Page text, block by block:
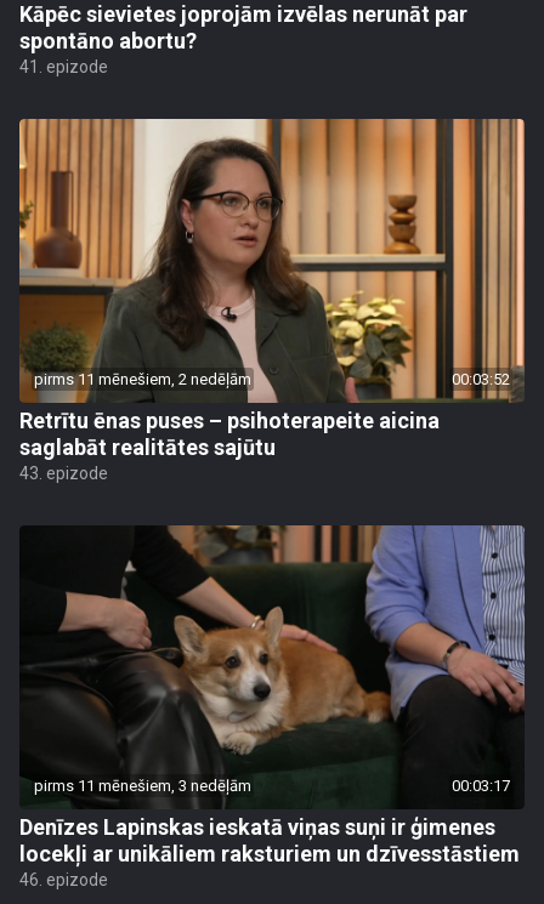
Kāpēc sievietes joprojām izvēlas nerunāt par
spontāno abortu?
41. epizode
pirms 11 mēnešiem, 2 nedēļām 00:03:52
Retrītu ēnas puses – psihoterapeite aicina
saglabāt realitātes sajūtu
43. epizode
pirms 11 mēnešiem, 3 nedēļām 00:03:17
Denīzes Lapinskas ieskatā viņas suņi ir ģimenes
locekļi ar unikāliem raksturiem un dzīvesstāstiem
46. epizode